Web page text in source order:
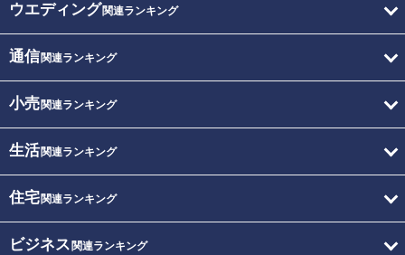
ウエディング関連ランキング
通信関連ランキング
小売関連ランキング
生活関連ランキング
住宅関連ランキング
ビジネス 関連ランキング